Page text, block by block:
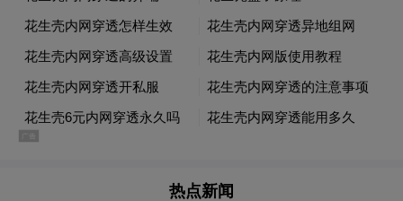
大家在春节返乡后，一定少不了走亲访友，
出行更方便。目前，鸿蒙原生版滴滴出行、
热点新闻